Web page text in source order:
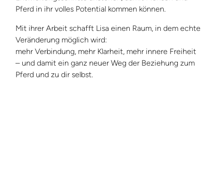
Pferd in ihr volles Potential kommen können.
Mit ihrer Arbeit schafft Lisa einen Raum, in dem echte
Veränderung möglich wird:
mehr Verbindung, mehr Klarheit, mehr innere Freiheit
– und damit ein ganz neuer Weg der Beziehung zum
Pferd und zu dir selbst.